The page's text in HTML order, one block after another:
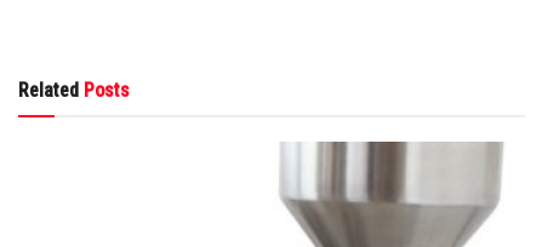
Related Posts